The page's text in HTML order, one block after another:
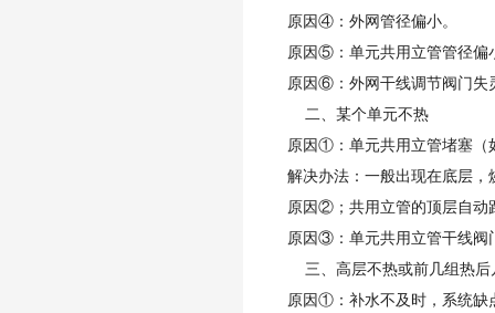
原因④：外网管径偏小。
原因⑤：单元共用立管管径偏
原因⑥：外网干线调节阀门失
二、某个单元不热
原因①：单元共用立管堵塞（
解决办法：一般出现在底层
原因②；共用立管的顶层自动
原因③：单元共用立管干线阀
三、高层不热或前几组热后
原因①：补水不及时，系统缺